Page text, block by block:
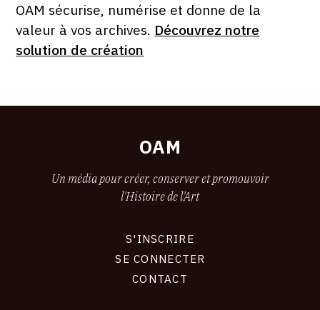
OAM sécurise, numérise et donne de la
valeur à vos archives. Découvrez notre
solution de création
OAM
Un média pour créer, conserver et promouvoir
l'Histoire de l'Art
S'INSCRIRE
SE CONNECTER
CONTACT